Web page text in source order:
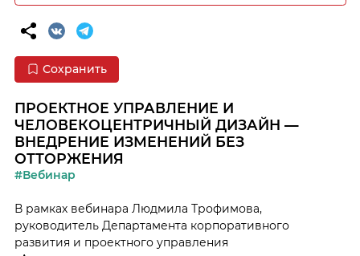
Сохранить
ПРОЕКТНОЕ УПРАВЛЕНИЕ И
ЧЕЛОВЕКОЦЕНТРИЧНЫЙ ДИЗАЙН —
ВНЕДРЕНИЕ ИЗМЕНЕНИЙ БЕЗ
ОТТОРЖЕНИЯ
#Вебинар
В рамках вебинара Людмила Трофимова,
руководитель Департамента корпоративного
развития и проектного управления